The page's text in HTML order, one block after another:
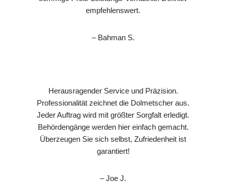
empfehlenswert.
– Bahman S.
Herausragender Service und Präzision.
Professionalität zeichnet die Dolmetscher aus.
Jeder Auftrag wird mit größter Sorgfalt erledigt.
Behördengänge werden hier einfach gemacht.
Überzeugen Sie sich selbst, Zufriedenheit ist
garantiert!
– Joe J.